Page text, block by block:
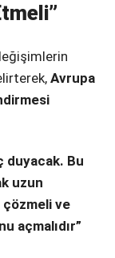
Avrupa
duyacak. Bu
uzun
çözmeli ve
açmalıdır”